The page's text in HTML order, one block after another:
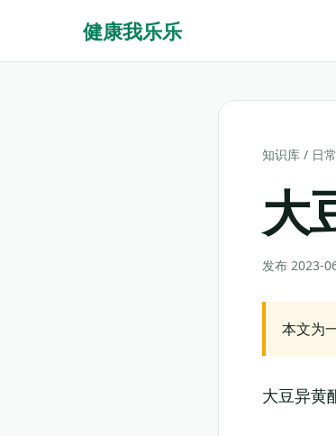
健康我乐乐
知识库 / 日
大
发布 2023-
本文为
大豆异黄